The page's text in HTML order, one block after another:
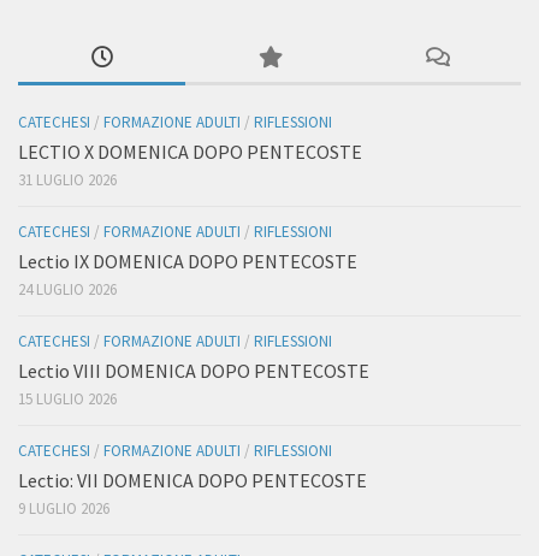
CATECHESI / FORMAZIONE ADULTI / RIFLESSIONI
LECTIO X DOMENICA DOPO PENTECOSTE
31 LUGLIO 2026
CATECHESI / FORMAZIONE ADULTI / RIFLESSIONI
Lectio IX DOMENICA DOPO PENTECOSTE
24 LUGLIO 2026
CATECHESI / FORMAZIONE ADULTI / RIFLESSIONI
Lectio VIII DOMENICA DOPO PENTECOSTE
15 LUGLIO 2026
CATECHESI / FORMAZIONE ADULTI / RIFLESSIONI
Lectio: VII DOMENICA DOPO PENTECOSTE
9 LUGLIO 2026